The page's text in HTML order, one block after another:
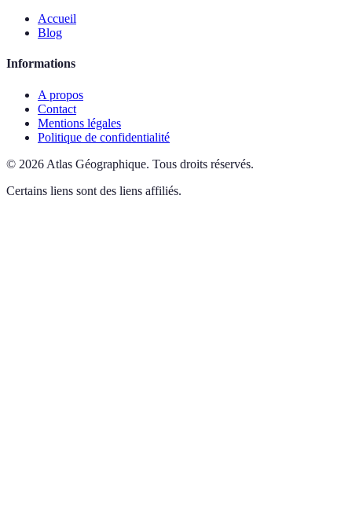
Accueil
Blog
Informations
A propos
Contact
Mentions légales
Politique de confidentialité
© 2026 Atlas Géographique. Tous droits réservés.
Certains liens sont des liens affiliés.